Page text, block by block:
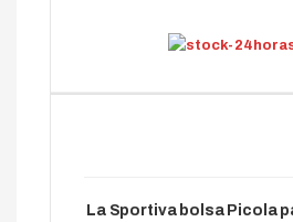
La Sportiva bolsa Picola